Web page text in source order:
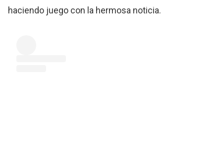
haciendo juego con la hermosa noticia.